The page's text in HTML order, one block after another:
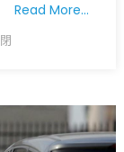
Read More…